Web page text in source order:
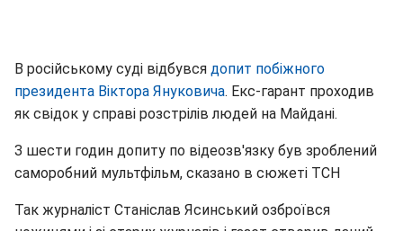
В російському суді відбувся допит побіжного
президента Віктора Януковича. Екс-гарант проходив
як свідок у справі розстрілів людей на Майдані.
З шести годин допиту по відеозв'язку був зроблений
саморобний мультфільм, сказано в сюжеті ТСН
Так журналіст Станіслав Ясинський озброївся